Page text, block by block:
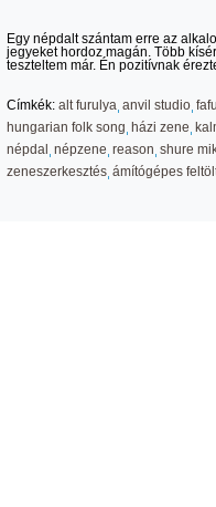
Egy népdalt szántam erre az
jegyeket hordoz magán. Több
teszteltem már. Én pozitívnak
Címkék: alt furulya anvil studio
hungarian folk song házi zene
népdal népzene reason shure
zeneszerkesztés ámítógépes